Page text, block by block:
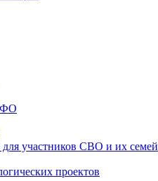
для участников СВО и их семей
проектов